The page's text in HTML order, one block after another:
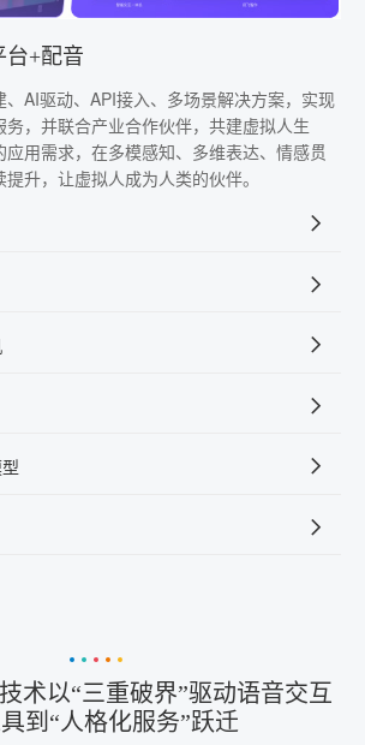
+配音
AI驱动、API接入、多场景解决方案，实现
，并联合产业合作伙伴，共建虚拟人生
用需求，在多模感知、多维表达、情感贯
升，让虚拟人成为人类的伙伴。
术以“三重破界”驱动语音交互
到“人格化服务”跃迁